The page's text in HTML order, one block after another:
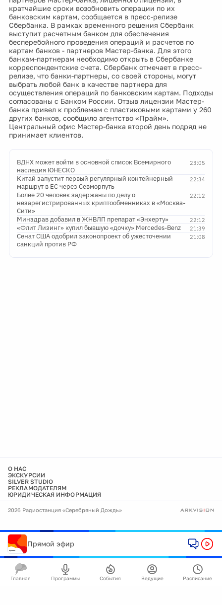
кратчайшие сроки возобновить операции по их
банковским картам, сообщается в пресс-релизе
Сбербанка. В рамках временного решения Сбербанк
выступит расчетным банком для обеспечения
бесперебойного проведения операций и расчетов по
картам банков - партнеров Мастер-банка. Для этого
банкам-партнерам необходимо открыть в Сбербанке
корреспондентские счета. Сбербанк отмечает в пресс-
релизе, что банки-партнеры, со своей стороны, могут
выбрать любой банк в качестве партнера для
осуществления операций по банковским картам. Подходы
согласованы с Банком России. Отзыв лицензии Мастер-
банка привел к проблемам с пластиковыми картами у 260
других банков, сообщило агентство «Прайм».
Центральный офис Мастер-банка второй день подряд не
принимает клиентов.
23:05
ВДНХ может войти в основной список Всемирного
наследия ЮНЕСКО
22:34
Китай запустит первый регулярный контейнерный
маршрут в ЕС через Севморпуть
22:12
Более 20 человек задержаны по делу о
незарегистрированных криптообменниках в «Москва-
Сити»
22:12
Минздрав добавил в ЖНВЛП препарат «Энхерту»
21:39
«Флит Лизинг» купил бывшую «дочку» Mercedes-Benz
21:08
Сенат США одобрил законопроект об ужесточении
санкций против РФ
О НАС
ЭКСКУРСИИ
SILVER STUDIO
РЕКЛАМОДАТЕЛЯМ
ЮРИДИЧЕСКАЯ ИНФОРМАЦИЯ
2026 Радиостанция «Серебряный Дождь»
Прямой эфир
Главная Программы События Ведущие Расписание